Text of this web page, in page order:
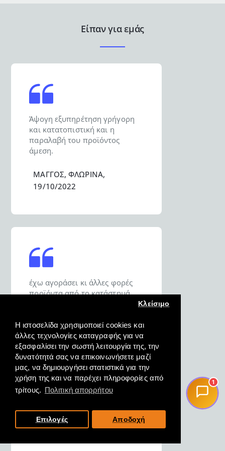
Η ιστοσελίδα χρησιμοποιεί cookies και
άλλες τεχνολογίες καταγραφής για να
εξασφαλίσει την σωστή λειτουργία της, την
δυνατότητά σας να επικοινωνήσετε μαζί
μας, να δημιουργήσει στατιστικά για την
χρήση της και να παρέχει πληροφορίες από
τρίτους. Πολιτική απορρήτου
Κλείσιμο
Επιλογές Αποδοχή
Είπαν για εμάς
Άψογη εξυπηρέτηση γρήγορη
και κατατοπιστική και η
παραλαβή του προϊόντος
άμεση.
ΜΑΓΓΟΣ, ΦΛΩΡΙΝΑ,
19/10/2022
έχω αγοράσει κι άλλες φορές
προϊόντα από το κατάστημά
σας και είμαι σε θέση να σας πω
αγορές μου.
ΔΗΜΗΤΡΙΟΣ, ΚΑΡΑΒΟΜΥΛΟΣ
Ν. ΦΘΙΩΤΗΔΟΣ, 18/10/2022
1